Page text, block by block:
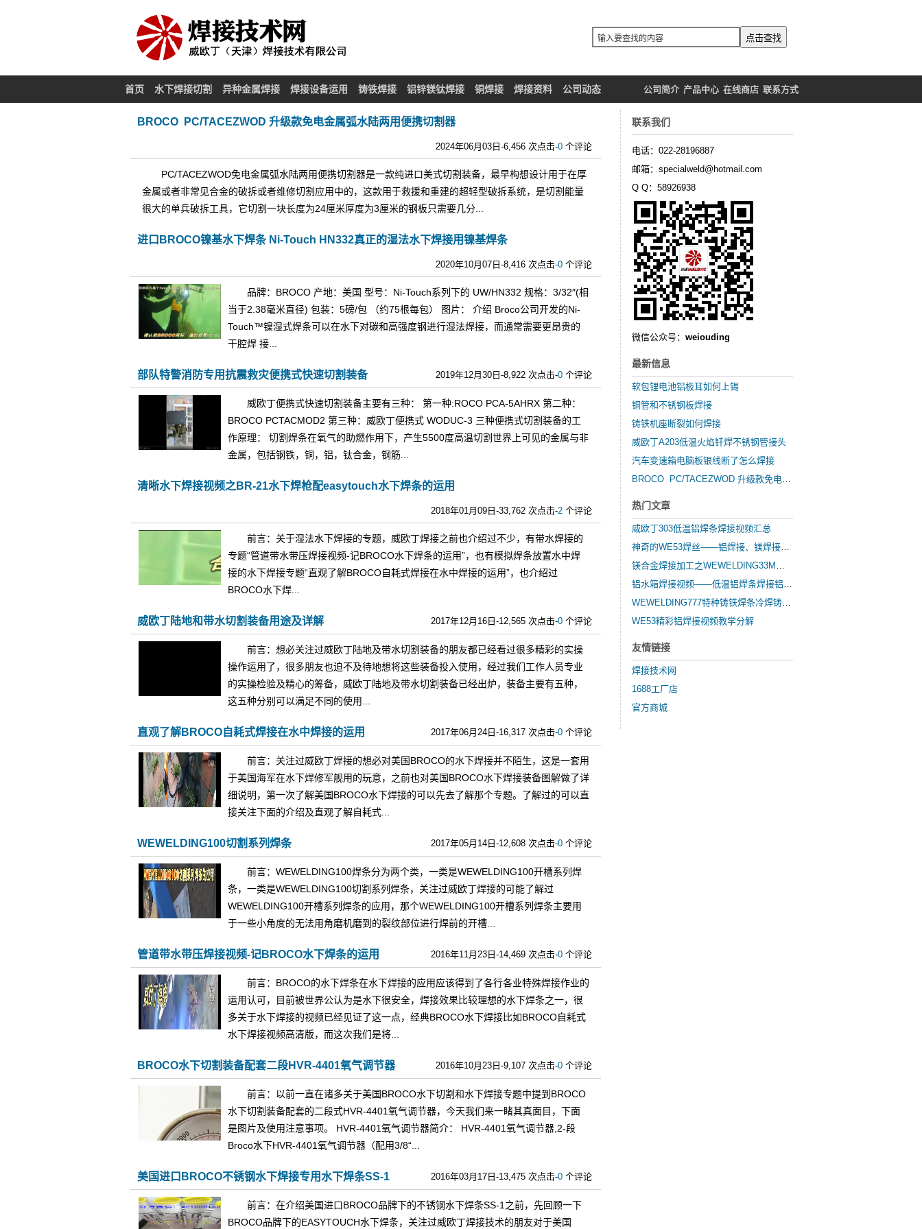
首页 水下焊接切割 异种金属焊接 焊接设备运用 铸铁焊接 铝锌镁钛焊接 铜焊接 焊接资料 公司动态 公司简介 产品中心 在线商店 联系方式
BROCO PC/TACEZWOD 升级款免电金属弧水陆两用便携切割器
2024年06月03日-6,456 次点击-0 个评论
PC/TACEZWOD免电金属弧水陆两用便携切割器是一款纯进口美式切割装备，最早构想设计用于在厚
金属或者非常见合金的破拆或者维修切割应用中的，这款用于救援和重建的超轻型破拆系统，是切割能量
很大的单兵破拆工具，它切割一块长度为24厘米厚度为3厘米的钢板只需要几分...
进口BROCO镍基水下焊条 Ni-Touch HN332真正的湿法水下焊接用镍基焊条
2020年10月07日-8,416 次点击-0 个评论
品牌：BROCO 产地：美国 型号：Ni-Touch系列下的 UW/HN332 规格：3/32″(相
当于2.38毫米直径) 包装：5磅/包 （约75根每包） 图片： 介绍 Broco公司开发的Ni-
Touch™镍湿式焊条可以在水下对碳和高强度钢进行湿法焊接，而通常需要更昂贵的
干腔焊 接...
部队特警消防专用抗震救灾便携式快速切割装备 2019年12月30日-8,922 次点击-0 个评论
威欧丁便携式快速切割装备主要有三种： 第一种:ROCO PCA-5AHRX 第二种：
BROCO PCTACMOD2 第三种：威欧丁便携式 WODUC-3 三种便携式切割装备的工
作原理： 切割焊条在氧气的助燃作用下，产生5500度高温切割世界上可见的金属与非
金属，包括钢铁，铜，铝，钛合金，钢筋...
清晰水下焊接视频之BR-21水下焊枪配easytouch水下焊条的运用
2018年01月09日-33,762 次点击-2 个评论
前言：关于湿法水下焊接的专题，威欧丁焊接之前也介绍过不少，有带水焊接的
专题“管道带水带压焊接视频-记BROCO水下焊条的运用”，也有模拟焊条放置水中焊
接的水下焊接专题“直观了解BROCO自耗式焊接在水中焊接的运用”，也介绍过
BROCO水下焊...
威欧丁陆地和带水切割装备用途及详解 2017年12月16日-12,565 次点击-0 个评论
前言：想必关注过威欧丁陆地及带水切割装备的朋友都已经看过很多精彩的实操
操作运用了，很多朋友也迫不及待地想将这些装备投入使用，经过我们工作人员专业
的实操检验及精心的筹备，威欧丁陆地及带水切割装备已经出炉，装备主要有五种，
这五种分别可以满足不同的使用...
直观了解BROCO自耗式焊接在水中焊接的运用 2017年06月24日-16,317 次点击-0 个评论
前言：关注过威欧丁焊接的想必对美国BROCO的水下焊接并不陌生，这是一套用
于美国海军在水下焊修军舰用的玩意，之前也对美国BROCO水下焊接装备图解做了详
细说明，第一次了解美国BROCO水下焊接的可以先去了解那个专题。了解过的可以直
接关注下面的介绍及直观了解自耗式...
WEWELDING100切割系列焊条 2017年05月14日-12,608 次点击-0 个评论
前言：WEWELDING100焊条分为两个类，一类是WEWELDING100开槽系列焊
条，一类是WEWELDING100切割系列焊条，关注过威欧丁焊接的可能了解过
WEWELDING100开槽系列焊条的应用，那个WEWELDING100开槽系列焊条主要用
于一些小角度的无法用角磨机磨到的裂纹部位进行焊前的开槽...
管道带水带压焊接视频-记BROCO水下焊条的运用 2016年11月23日-14,469 次点击-0 个评论
前言：BROCO的水下焊条在水下焊接的应用应该得到了各行各业特殊焊接作业的
运用认可，目前被世界公认为是水下很安全，焊接效果比较理想的水下焊条之一，很
多关于水下焊接的视频已经见证了这一点，经典BROCO水下焊接比如BROCO自耗式
水下焊接视频高清版，而这次我们是将...
BROCO水下切割装备配套二段HVR-4401氧气调节器 2016年10月23日-9,107 次点击-0 个评论
前言：以前一直在诸多关于美国BROCO水下切割和水下焊接专题中提到BROCO
水下切割装备配套的二段式HVR-4401氧气调节器，今天我们来一睹其真面目，下面
是图片及使用注意事项。 HVR-4401氧气调节器简介： HVR-4401氧气调节器,2-段
Broco水下HVR-4401氧气调节器（配用3/8“...
美国进口BROCO不锈钢水下焊接专用水下焊条SS-1 2016年03月17日-13,475 次点击-0 个评论
前言：在介绍美国进口BROCO品牌下的不锈钢水下焊条SS-1之前，先回顾一下
BROCO品牌下的EASYTOUCH水下焊条，关注过威欧丁焊接技术的朋友对于美国
联系我们
电话：022-28196887
邮箱：specialweld@hotmail.com
Q Q：58926938
微信公众号： weiouding
最新信息
软包锂电池铝极耳如何上锡
铜管和不锈钢板焊接
铸铁机座断裂如何焊接
威欧丁A203低温火焰钎焊不锈钢管接头
汽车变速箱电脑板银线断了怎么焊接
BROCO PC/TACEZWOD 升级款免电金属弧水陆两用便携切割器
热门文章
威欧丁303低温铝焊条焊接视频汇总
神奇的WE53焊丝——铝焊接、镁焊接、锌焊接
镁合金焊接加工之WEWELDING33M镁合金焊丝的简要介绍
铝水箱焊接视频——低温铝焊条焊接铝水箱
WEWELDING777特种铸铁焊条冷焊铸铁发动机缸体基座
WE53精彩铝焊接视频教学分解
友情链接
焊接技术网
1688工厂店
官方商城